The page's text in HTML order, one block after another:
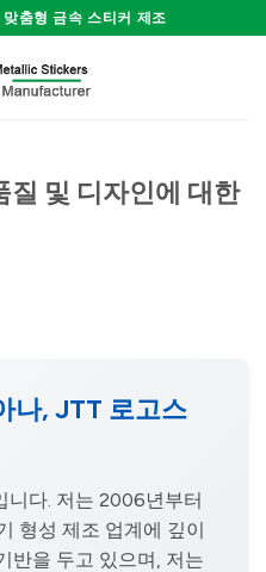
춤형 금속 스티커 제조
질 및 디자인에 대한
나, JTT 로고스
니다. 저는 2006년부터
형성 제조 업계에 깊이
반을 두고 있으며, 저는